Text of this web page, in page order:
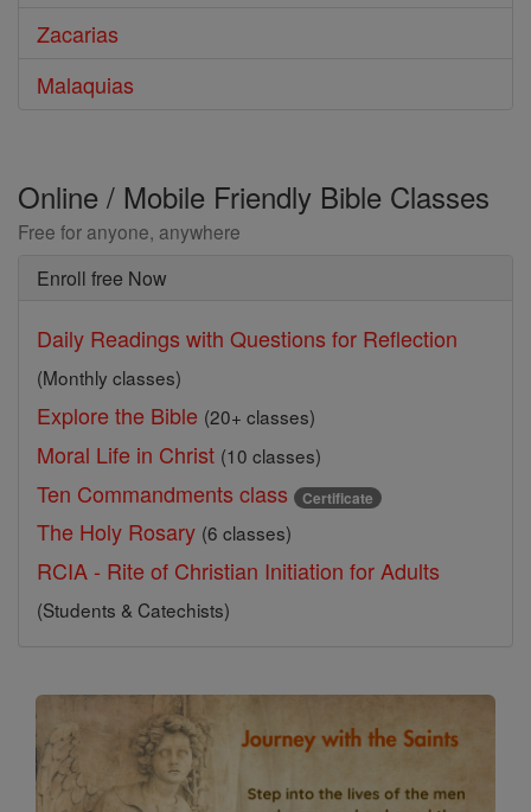
Zacarias
Malaquias
Online / Mobile Friendly Bible Classes
Free for anyone, anywhere
Enroll free Now
Daily Readings with Questions for Reflection
(Monthly classes)
Explore the Bible (20+ classes)
Moral Life in Christ (10 classes)
Ten Commandments class Certificate
The Holy Rosary (6 classes)
RCIA - Rite of Christian Initiation for Adults
(Students & Catechists)